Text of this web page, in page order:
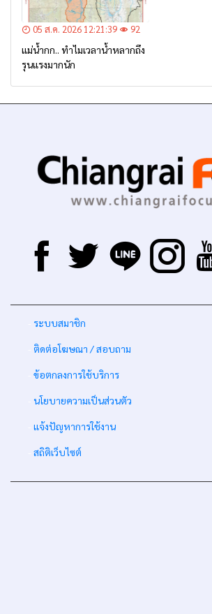
05 ส.ค. 2026 12:21:39 92
แม่น้ำกก.. ทำไมเวลาน้ำหลากถึง
รุนแรงมากนัก
ระบบสมาชิก
ติดต่อโฆษณา / สอบถาม
ข้อตกลงการใช้บริการ
นโยบายความเป็นส่วนตัว
แจ้งปัญหาการใช้งาน
สถิติเว็บไซต์